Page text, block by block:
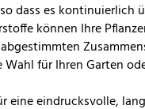
dass es kontinuierlich
können Ihre
für Ihren Garten
eine eindrucksvolle,